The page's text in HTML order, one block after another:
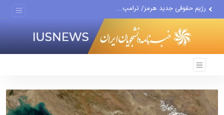
ترامپ باید با درد اقتصادیِ...
افت صادرات نفت آمریکا به...
انصارالله حمله به یک نفتکش...
حادثه امنیتی دریایی در جنوب...